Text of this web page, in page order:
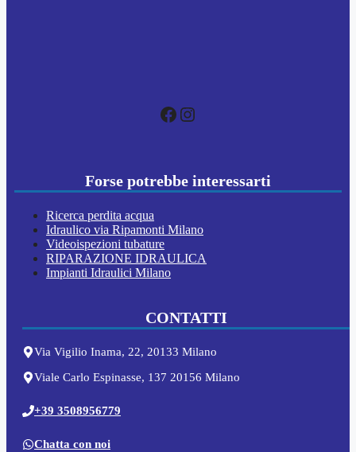
Facebook
Instagram
Forse potrebbe interessarti
Ricerca perdita acqua
Idraulico via Ripamonti Milano
Videoispezioni tubature
RIPARAZIONE IDRAULICA
Impianti Idraulici Milano
CONTATTI
Via Vigilio Inama, 22, 20133 Milano
Viale Carlo Espinasse, 137 20156 Milano
+39 3508956779
Chatta con noi